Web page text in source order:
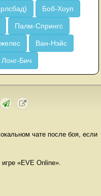
Боб-Хоуп
Палм-Спрингс
Ван-Нэйс
Лонг-Бич
чате после боя, если
«EVE Online».